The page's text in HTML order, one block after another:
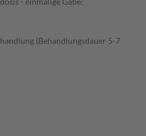
(Behandlungsdauer 5-7